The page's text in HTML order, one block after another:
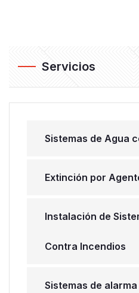
Servicios
Sistemas de Agua
Extinción por
Instalación de
Contra Incendios
Sistemas de